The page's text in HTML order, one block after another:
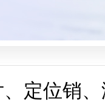
定位销